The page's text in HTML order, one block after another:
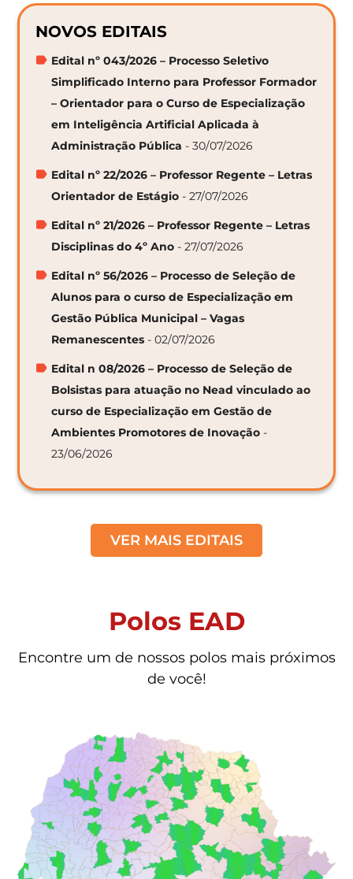
NOVOS EDITAIS
Edital nº 043/2026 – Processo Seletivo
Simplificado Interno para Professor Formador
– Orientador para o Curso de Especialização
em Inteligência Artificial Aplicada à
Administração Pública - 30/07/2026
Edital nº 22/2026 – Professor Regente – Letras
Orientador de Estágio - 27/07/2026
Edital nº 21/2026 – Professor Regente – Letras
Disciplinas do 4º Ano - 27/07/2026
Edital nº 56/2026 – Processo de Seleção de
Alunos para o curso de Especialização em
Gestão Pública Municipal – Vagas
Remanescentes - 02/07/2026
Edital n 08/2026 – Processo de Seleção de
Bolsistas para atuação no Nead vinculado ao
curso de Especialização em Gestão de
Ambientes Promotores de Inovação -
23/06/2026
VER MAIS EDITAIS
Polos EAD
Encontre um de nossos polos mais próximos
de você!